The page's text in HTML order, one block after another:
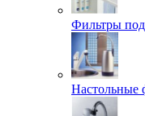
Фильтры
Настольные